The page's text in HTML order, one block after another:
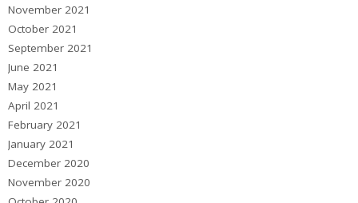
November 2021
October 2021
September 2021
June 2021
May 2021
April 2021
February 2021
January 2021
December 2020
November 2020